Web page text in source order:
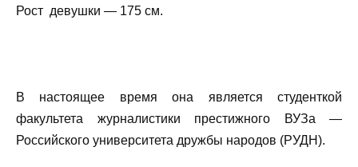
Рост девушки — 175 см.
В настоящее время она является студенткой
факультета журналистики престижного ВУЗа —
Российского университета дружбы народов (РУДН).